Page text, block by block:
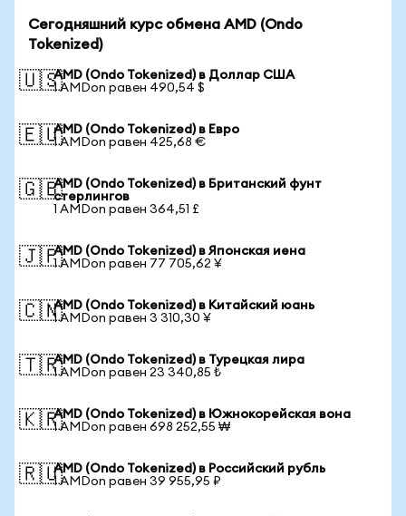
Сегодняшний курс обмена AMD (Ondo
Tokenized)
🇺🇸AMD (Ondo Tokenized) в Доллар США
1 AMDon равен 490,54 $
🇪🇺AMD (Ondo Tokenized) в Евро
1 AMDon равен 425,68 €
🇬🇧AMD (Ondo Tokenized) в Британский фунт
стерлингов
1 AMDon равен 364,51 £
🇯🇵AMD (Ondo Tokenized) в Японская иена
1 AMDon равен 77 705,62 ¥
🇨🇳AMD (Ondo Tokenized) в Китайский юань
1 AMDon равен 3 310,30 ¥
🇹🇷AMD (Ondo Tokenized) в Турецкая лира
1 AMDon равен 23 340,85 ₺
🇰🇷AMD (Ondo Tokenized) в Южнокорейская вона
1 AMDon равен 698 252,55 ₩
🇷🇺AMD (Ondo Tokenized) в Российский рубль
1 AMDon равен 39 955,95 ₽